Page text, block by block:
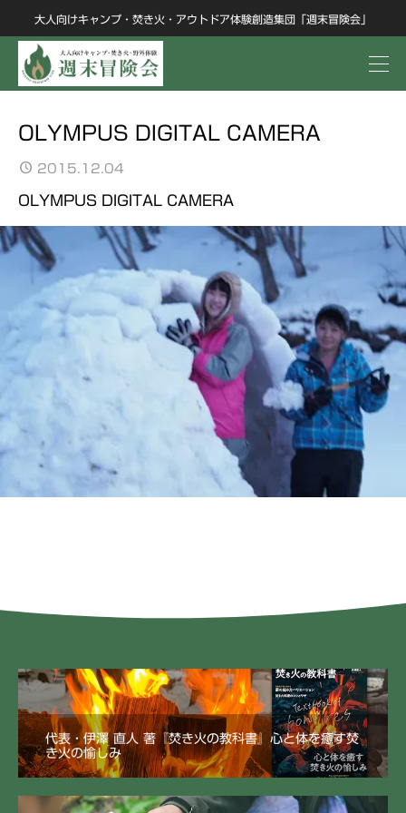
大人向けキャンプ・焚き火・アウトドア体験創造集団「週末冒険会」
OLYMPUS DIGITAL CAMERA
2015.12.04
OLYMPUS DIGITAL CAMERA
代表・伊澤 直人 著『焚き火の教科書』心と体を癒す焚
き火の愉しみ